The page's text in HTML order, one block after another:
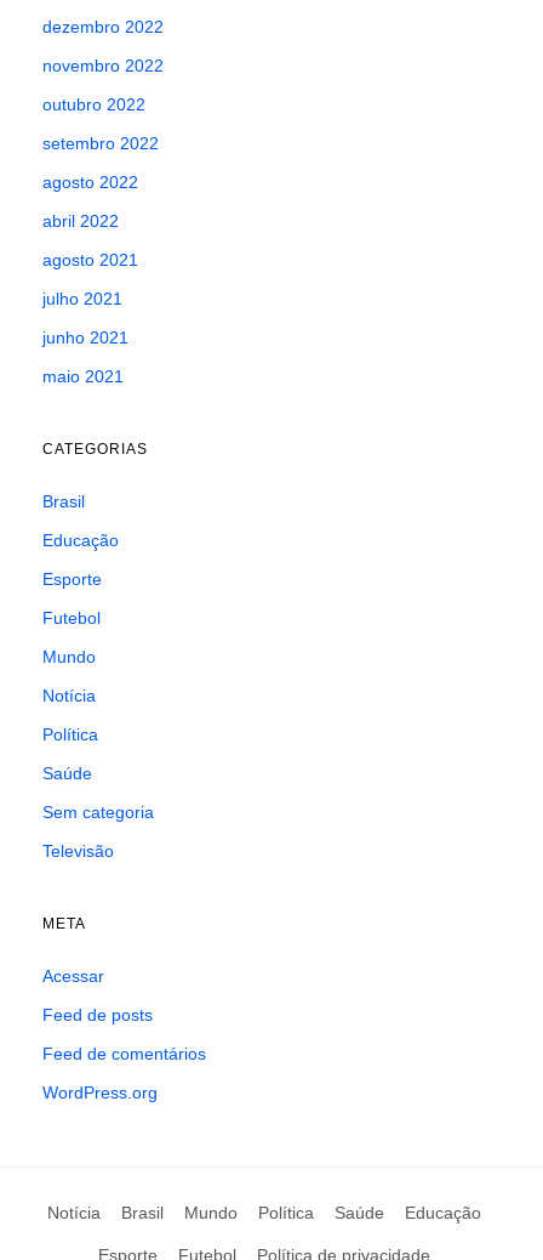
dezembro 2022
novembro 2022
outubro 2022
setembro 2022
agosto 2022
abril 2022
agosto 2021
julho 2021
junho 2021
maio 2021
CATEGORIAS
Brasil
Educação
Esporte
Futebol
Mundo
Notícia
Política
Saúde
Sem categoria
Televisão
META
Acessar
Feed de posts
Feed de comentários
WordPress.org
Notícia Brasil Mundo Política Saúde Educação
Esporte Futebol Política de privacidade